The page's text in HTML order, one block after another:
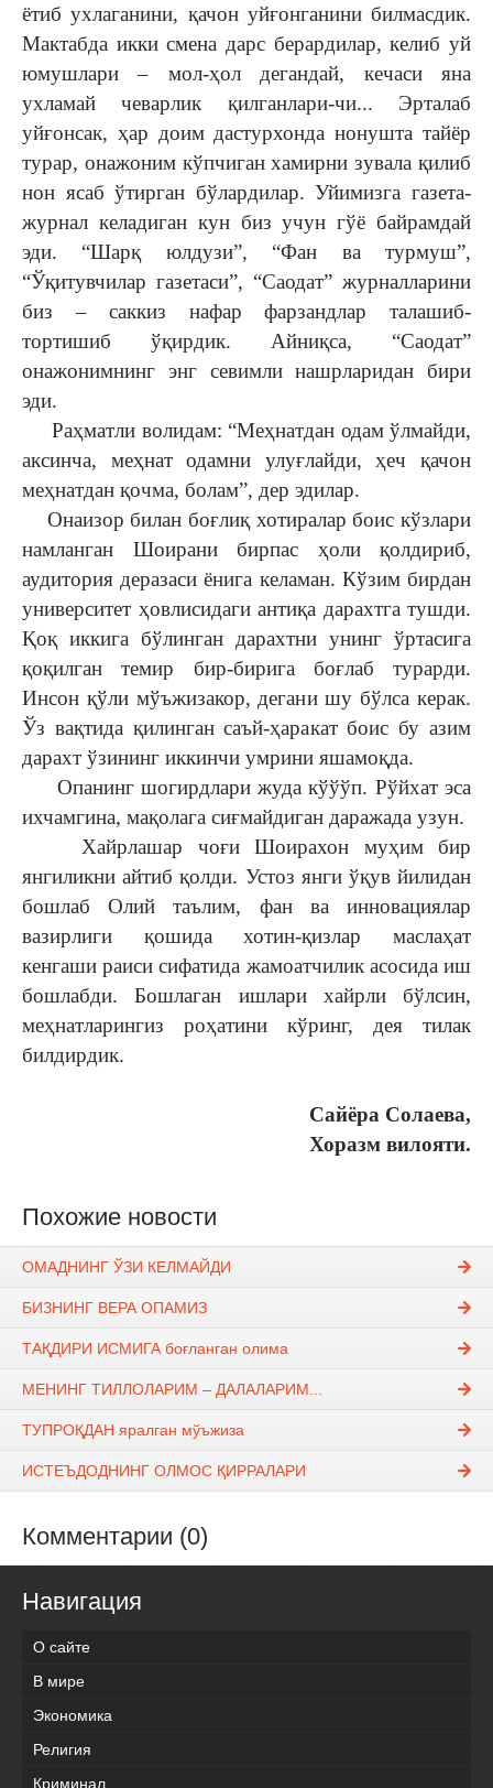
ётиб ухлаганини, қачон уйғонганини билмасдик.
Мактабда икки смена дарс берардилар, келиб уй
юмушлари – мол-ҳол дегандай, кечаси яна
ухламай чеварлик қилганлари-чи... Эрталаб
уйғонсак, ҳар доим дастурхонда нонушта тайёр
турар, онажоним кўпчиган хамирни зувала қилиб
нон ясаб ўтирган бўлардилар. Уйимизга газета-
журнал келадиган кун биз учун гўё байрамдай
эди. “Шарқ юлдузи”, “Фан ва турмуш”,
“Ўқитувчилар газетаси”, “Саодат” журналларини
биз – саккиз нафар фарзандлар талашиб-
тортишиб ўқирдик. Айниқса, “Саодат”
онажонимнинг энг севимли нашрларидан бири
эди.
Раҳматли волидам: “Меҳнатдан одам ўлмайди,
аксинча, меҳнат одамни улуғлайди, ҳеч қачон
меҳнатдан қочма, болам”, дер эдилар.
Онаизор билан боғлиқ хотиралар боис кўзлари
намланган Шоирани бирпас ҳоли қолдириб,
аудитория деразаси ёнига келаман. Кўзим бирдан
университет ҳовлисидаги антиқа дарахтга тушди.
Қоқ иккига бўлинган дарахтни унинг ўртасига
қоқилган темир бир-бирига боғлаб турарди.
Инсон қўли мўъжизакор, дегани шу бўлса керак.
Ўз вақтида қилинган саъй-ҳаракат боис бу азим
дарахт ўзининг иккинчи умрини яшамоқда.
Опанинг шогирдлари жуда кўўўп. Рўйхат эса
ихчамгина, мақолага сиғмайдиган даражада узун.
Хайрлашар чоғи Шоирахон муҳим бир
янгиликни айтиб қолди. Устоз янги ўқув йилидан
бошлаб Олий таълим, фан ва инновациялар
вазирлиги қошида хотин-қизлар маслаҳат
кенгаши раиси сифатида жамоатчилик асосида иш
бошлабди. Бошлаган ишлари хайрли бўлсин,
меҳнатларингиз роҳатини кўринг, дея тилак
билдирдик.
Сайёра Солаева,
Хоразм вилояти.
Похожие новости
ОМАДНИНГ ЎЗИ КЕЛМАЙДИ
БИЗНИНГ ВЕРА ОПАМИЗ
ТАҚДИРИ ИСМИГА боғланган олима
МЕНИНГ ТИЛЛОЛАРИМ – ДАЛАЛАРИМ...
ТУПРОҚДАН яралган мўъжиза
ИСТЕЪДОДНИНГ ОЛМОС ҚИРРАЛАРИ
Комментарии (0)
Навигация
О сайте
В мире
Экономика
Религия
Криминал